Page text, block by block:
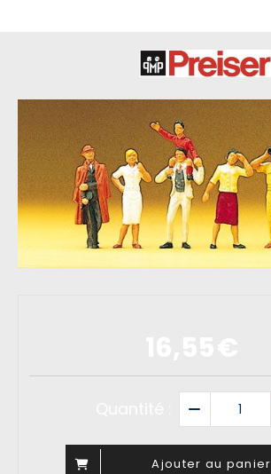
Ajouter au panier